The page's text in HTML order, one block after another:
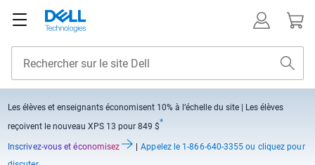
Les élèves et enseignants économisent 10% à l’échelle du site | Les élèves
reçoivent le nouveau XPS 13 pour 849 $*
Inscrivez-vous et économisez Appelezle 1-866-640-3355 ou cliquez pour